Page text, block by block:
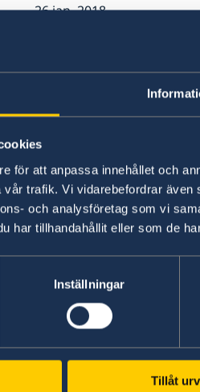
för att anpassa innehållet och
trafik. Vi vidarebefordrar
och analysföretag som vi
har tillhandahållit eller som de
Inställningar
Tillåt
26 jan. 2018
12 dec. 2017
Statsminister
07 dec. 2017
Sveriges tid i
Regeringskansliet
« 1 2 ... 28 29